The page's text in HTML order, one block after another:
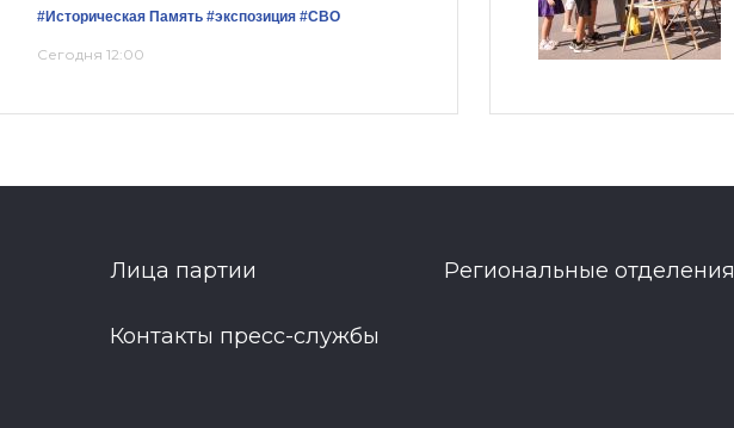
#Историческая Память #экспозиция #СВО
Сегодня 12:00
Лица партии Региональные отделения
Контакты пресс-службы